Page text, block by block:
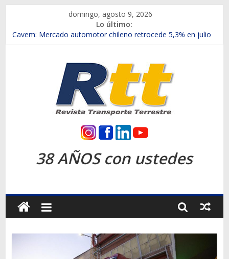
contenido
domingo, agosto 9, 2026
Lo último:
Chile es el primer mercado internacional en lanzar la nueva
Salfa suma vehículos electrificados de Chevrolet en el Biobío
Samex amplía su red con nuevas sucursales en Rancagua y
SINOTRUK Pick-ups presentó la recién estrenada Bolden en
la Expo Compras Públicas 2026
Revista
Transporte
Terrestre
38 AÑOS con ustedes